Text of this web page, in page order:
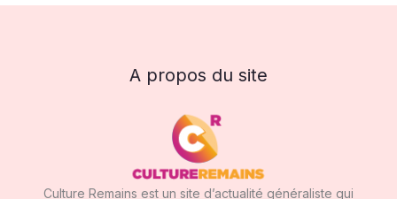
A propos du site
Culture Remains est un site d’actualité généraliste qui